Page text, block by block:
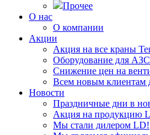
Прочее
О нас
О компании
Акции
Акция на все краны
Оборудование для
Снижение цен на
Всем новым клиентам
Новости
Праздничные дни в
Акция на продукцию
Мы стали дилером LD!